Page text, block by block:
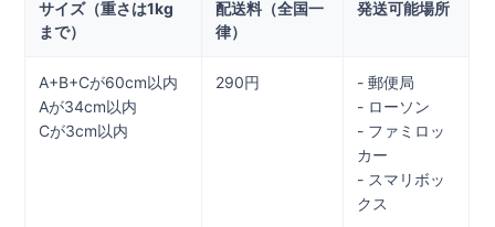
サイズ（重さは1kg
まで）
配送料（全国一
律）
発送可能場所
A+B+Cが60cm以内
Aが34cm以内
Cが3cm以内
290円
- 郵便局
- ローソン
- ファミロッ
カー
- スマリボッ
クス